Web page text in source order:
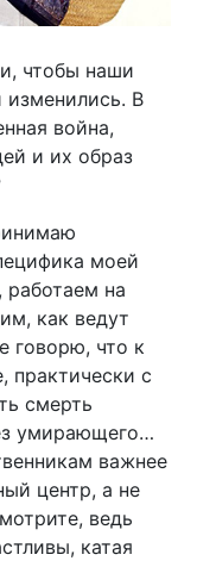
чтобы наши
изменились. В
война,
и их образ
моей
на
как ведут
говорю, что к
практически с
смерть
умирающего…
важнее
центр, а не
ведь
катая